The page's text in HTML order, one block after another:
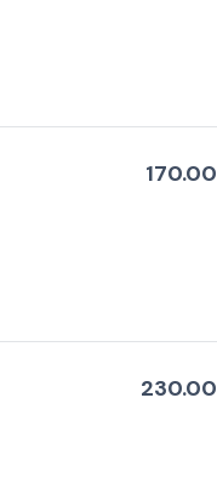
170.00
230.00